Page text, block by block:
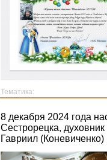
Тематика:
8 декабря 2024 года
Сестрорецка,
Гавриил